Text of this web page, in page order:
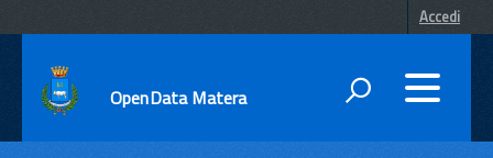
Accedi
OpenData Matera